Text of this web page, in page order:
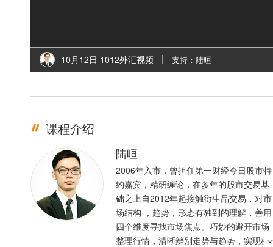
10月12日 1012外汇视频 支持：陆晅
课程介绍
陆晅
2006年入市，曾担任第一财经今日股市特
约嘉宾，精研缠论，在多年的股市交易基
础之上自2012年起接触衍生品交易，对市
场结构 ，趋势，形态有独到的理解，善用
四个维度寻找市场焦点。巧妙的避开市场
整理行情，清晰辨别走势与趋势，实现稳